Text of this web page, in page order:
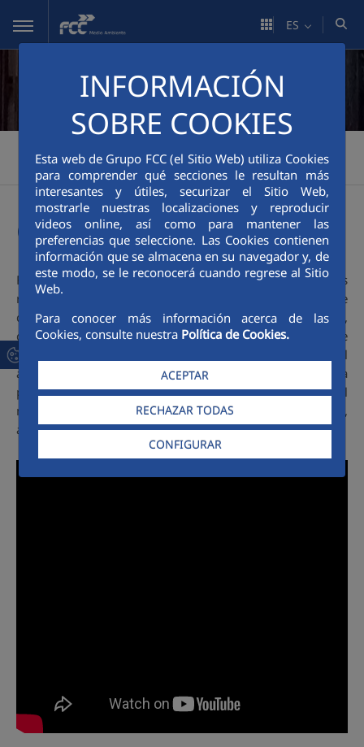
Saltar al contenido principal
INFORMACIÓN
SOBRE COOKIES
Esta web de Grupo FCC (el Sitio Web) utiliza Cookies
para comprender qué secciones le resultan más
interesantes y útiles, securizar el Sitio Web,
mostrarle nuestras localizaciones y reproducir
videos online, así como para mantener las
preferencias que seleccione. Las Cookies contienen
información que se almacena en su navegador y, de
este modo, se le reconocerá cuando regrese al Sitio
Web.
Para conocer más información acerca de las
Cookies, consulte nuestra Política de Cookies.
ACEPTAR
RECHAZAR TODAS
CONFIGURAR
ES
Gestión de eventos
Gestión de eventos
FCC Medio Ambiente dispone de la experiencia y los
recursos adecuados para llevar a cabo la gestión de
cualesquiera tipos de evento, ya sean celebraciones,
concentraciones, fiestas multitudinarias o festivales, desde
la gestión de residuos y la limpieza previa y posterior al
acontecimiento, al suministro de personal y medios para
prestar los diferentes servicios durante la celebración del
mismo, tales como mantenimiento, control de accesos,
atención al público, hostelería y vigilancia.